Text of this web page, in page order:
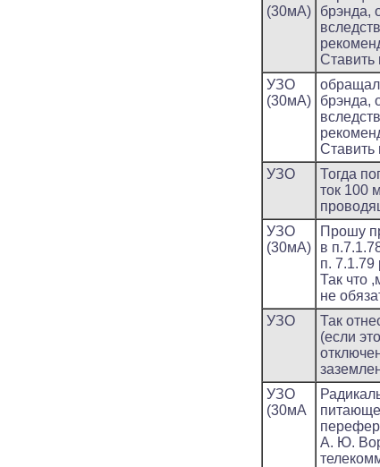
(30мА)
брэнда,
Ставить
УЗО
(30мА)
брэнда,
Ставить
УЗО
Тогда
ток 100
УЗО
(30мА)
Прошу
в
п. 7.1.79
Так что
не
УЗО
Так
(если
УЗО
(30мА
А. Ю.